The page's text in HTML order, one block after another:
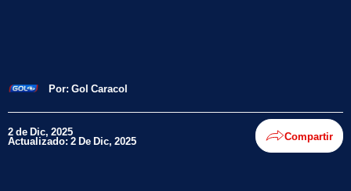
Por: Gol Caracol
2 de Dic, 2025
Actualizado: 2 De Dic, 2025 Compartir